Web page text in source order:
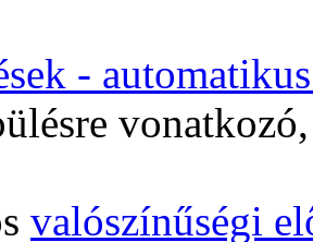
-
valószínűségi